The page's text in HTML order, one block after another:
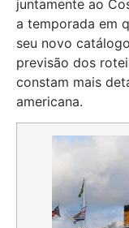
juntamente ao
a temporada em
seu novo
previsão dos
constam mais
americana.